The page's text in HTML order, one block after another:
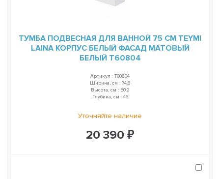
ТУМБА ПОДВЕСНАЯ ДЛЯ ВАННОЙ 75 СМ TEYMI
LAINA КОРПУС БЕЛЫЙ ФАСАД МАТОВЫЙ
БЕЛЫЙ T60804
Артикул : T60804
Ширина, см : 74.8
Высота, см : 50.2
Глубина, см : 46
Уточняйте наличие
20 390 ₽